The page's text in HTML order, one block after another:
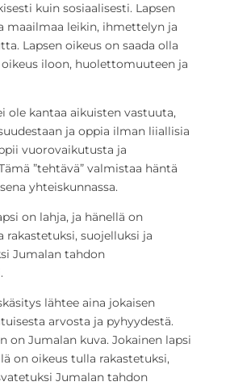
kuin sosiaalisesti. Lapsen
maailmaa leikin, ihmettelyn ja
Lapsen oikeus on saada olla
oikeus iloon, huolettomuuteen ja
ole kantaa aikuisten vastuuta,
ja oppia ilman liiallisia
vuorovaikutusta ja
”tehtävä” valmistaa häntä
yhteiskunnassa.
on lahja, ja hänellä on
rakastetuksi, suojelluksi ja
Jumalan tahdon
lähtee aina jokaisen
arvosta ja pyhyydestä.
on Jumalan kuva. Jokainen lapsi
on oikeus tulla rakastetuksi,
Jumalan tahdon